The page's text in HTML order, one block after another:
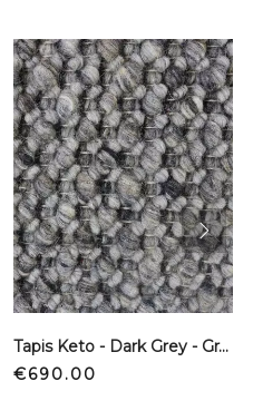
Tapis Keto - Dark Grey - Grand
Price
€690.00
next